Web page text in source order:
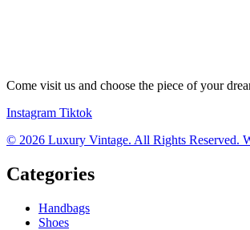
Come visit us and choose the piece of your
Instagram Tiktok
© 2026 Luxury Vintage. All Rights Reserved.
Categories
Handbags
Shoes